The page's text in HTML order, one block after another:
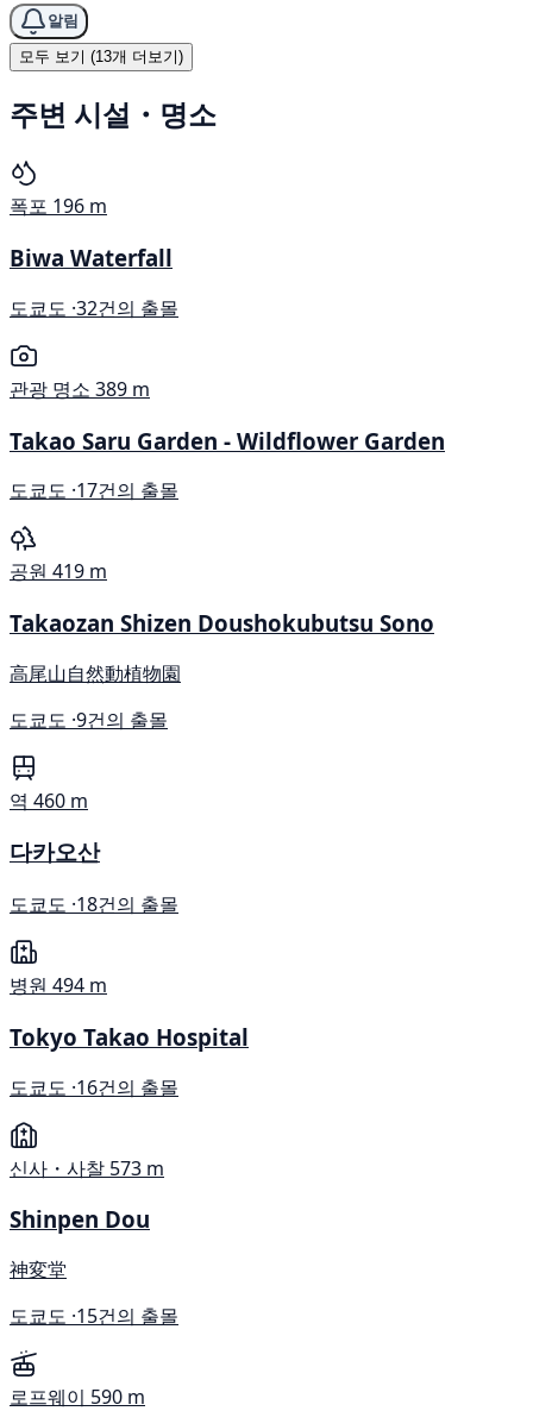
알림
모두 보기 (13개 더보기)
주변 시설・명소
폭포 196 m
Biwa Waterfall
도쿄도 ·32건의 출몰
관광 명소 389 m
Takao Saru Garden - Wildflower Garden
도쿄도 ·17건의 출몰
공원 419 m
Takaozan Shizen Doushokubutsu Sono
高尾山自然動植物園
도쿄도 ·9건의 출몰
역 460 m
다카오산
도쿄도 ·18건의 출몰
병원 494 m
Tokyo Takao Hospital
도쿄도 ·16건의 출몰
신사・사찰 573 m
Shinpen Dou
神変堂
도쿄도 ·15건의 출몰
로프웨이 590 m